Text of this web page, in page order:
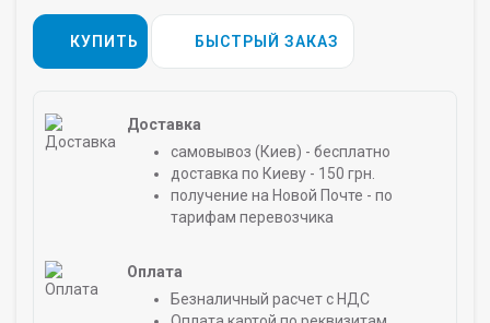
КУПИТЬ БЫСТРЫЙ ЗАКАЗ
Доставка
самовывоз (Киев) - бесплатно
доставка по Киеву - 150 грн.
получение на Новой Почте - по
тарифам перевозчика
Оплата
Безналичный расчет с НДС